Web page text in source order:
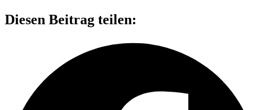
Diesen Beitrag teilen: